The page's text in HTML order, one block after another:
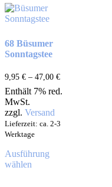
68 Büsumer
Sonntagstee
9,95 € – 47,00 €
Enthält 7% red.
MwSt.
zzgl. Versand
Lieferzeit: ca. 2-3
Werktage
Ausführung
wählen